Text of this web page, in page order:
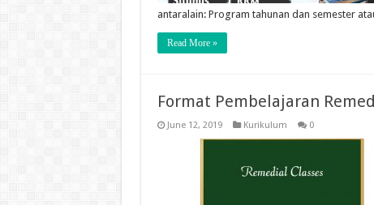
antaralain: Program tahunan dan semester
Read More »
Format Pembelajaran
June 12, 2019 Kurikulum 0